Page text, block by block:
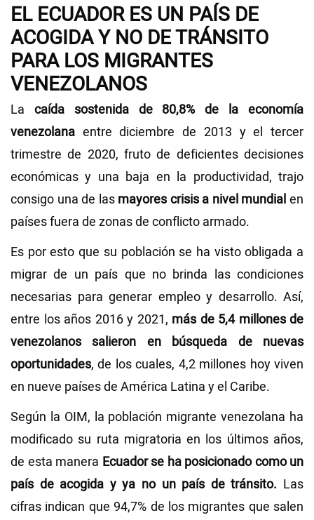
EL ECUADOR ES UN PAÍS DE
ACOGIDA Y NO DE TRÁNSITO
PARA LOS MIGRANTES
VENEZOLANOS
La caída sostenida de 80,8% de la economía
venezolana entre diciembre de 2013 y el tercer
trimestre de 2020, fruto de deficientes decisiones
económicas y una baja en la productividad, trajo
consigo una de las mayores crisis a nivel mundialen
países fuera de zonas de conflicto armado.
Es por esto que su población se ha visto obligada a
migrar de un país que no brinda las condiciones
necesarias para generar empleo y desarrollo. Así,
entre los años 2016 y 2021, más de 5,4 millones de
venezolanos salieron en búsqueda de nuevas
oportunidades, de los cuales, 4,2 millones hoy viven
en nueve países de América Latina y el Caribe.
Según la OIM, la población migrante venezolana ha
modificado su ruta migratoria en los últimos años,
de esta manera Ecuador se ha posicionado como un
país de acogida y ya no un país de tránsito. Las
cifras indican que 94,7% de los migrantes que salen